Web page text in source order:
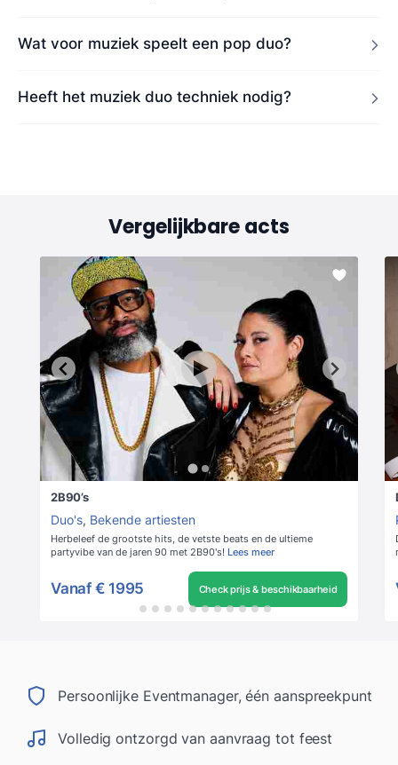
Wat voor muziek speelt een pop duo?
Heeft het muziek duo techniek nodig?
Vergelijkbare acts
2B90’s
Duo's, Bekende artiesten
Herbeleef de grootste hits, de vetste beats en de ultieme
partyvibe van de jaren 90 met 2B90's! Lees meer
Vanaf € 1995 Check prijs & beschikbaarheid
Persoonlijke Eventmanager, één aanspreekpunt
Volledig ontzorgd van aanvraag tot feest